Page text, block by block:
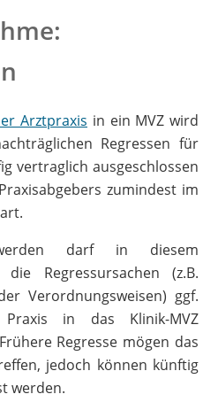
Arztpraxis in ein MVZ wird
Regressen für
vertraglich ausgeschlossen
zumindest im
darf in diesem
die Regressursachen (z.B.
Verordnungsweisen) ggf.
in das Klinik-MVZ
Regresse mögen das
jedoch können künftig
werden.